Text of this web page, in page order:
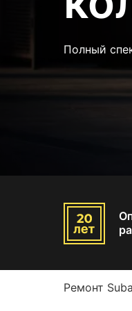
Полный
Ремонт